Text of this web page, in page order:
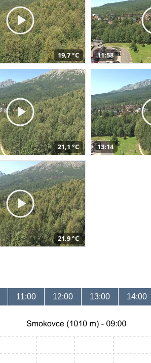
19,7 °C 11:58
21,1 °C 13:14
21,9 °C
11:00 12:00 13:00 14:00